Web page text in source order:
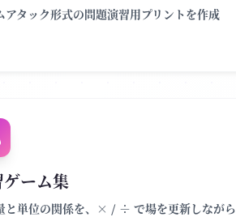
アタック形式の問題演習用プリントを作成
ーム集
と単位の関係を、× / ÷ で場を更新しながら